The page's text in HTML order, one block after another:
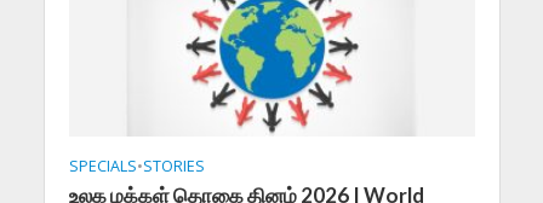
SPECIALS•STORIES
உலக மக்கள் தொகை தினம் 2026 | World